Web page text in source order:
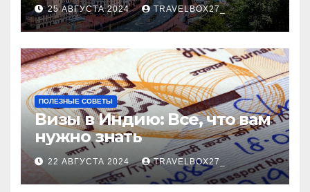
25 АВГУСТА 2024 TRAVELBOX27_
ПОЛЕЗНЫЕ СОВЕТЫ
Визы в Индию: Все, что вам
нужно знать
22 АВГУСТА 2024 TRAVELBOX27_